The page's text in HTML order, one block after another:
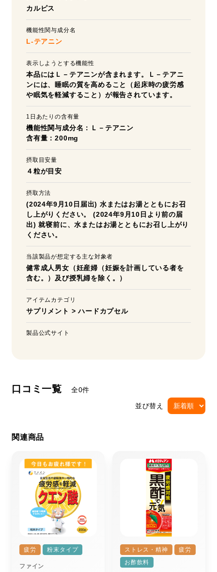
カルピス
機能性関与成分名
L-テアニン
表示しようとする機能性
本品にはＬ－テアニンが含まれます。Ｌ－テアニ
ンには、睡眠の質を高めること（起床時の疲労感
や眠気を軽減すること）が報告されています。
1日あたりの含有量
機能性関与成分名：Ｌ－テアニン
含有量：200mg
摂取目安量
４粒が目安
摂取方法
(2024年9月10日届出) 水またはお湯とともにお召
し上がりください。 (2024年9月10日より前の届
出) 就寝前に、水またはお湯とともにお召し上がり
ください。
当該製品が想定する主な対象者
健常成人男女（妊産婦（妊娠を計画している者を
含む。）及び授乳婦を除く。）
アイテムカテゴリ
サプリメント >ハードカプセル
製品公式サイト
口コミ一覧 全0件
並び替え
関連商品
疲労 粉末タイプ
ファイン
ストレス・精神
疲労
お酢飲料